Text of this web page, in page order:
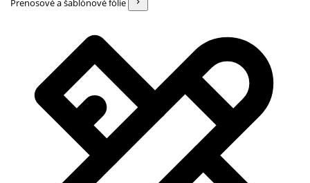
Prenosové a šablónové fólie